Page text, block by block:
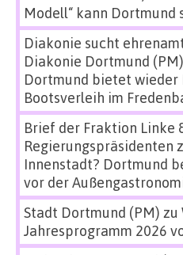
Modell“ kann Dortmund
Diakonie sucht
Diakonie Dortmund (PM)
Dortmund bietet wieder
Bootsverleih im
Brief der Fraktion Linke
Regierungspräsidenten
Innenstadt? Dortmund
vor der
Stadt Dortmund (PM) zu
Jahresprogramm 2026